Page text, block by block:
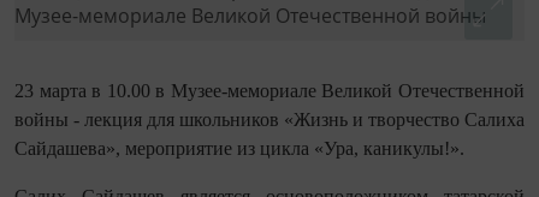
23 марта в 10.00 в Музее-мемориале Великой Отечественной
войны - лекция для школьников «Жизнь и творчество Салиха
Сайдашева», мероприятие из цикла «Ура, каникулы!».